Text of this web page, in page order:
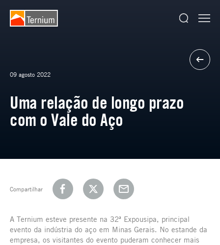
09 agosto 2022
Uma relação de longo prazo
com o Vale do Aço
Compartilhar
A Ternium esteve presente na 32ª Expousipa, principal
evento da indústria do aço em Minas Gerais. No estande da
empresa, os visitantes do evento puderam conhecer mais